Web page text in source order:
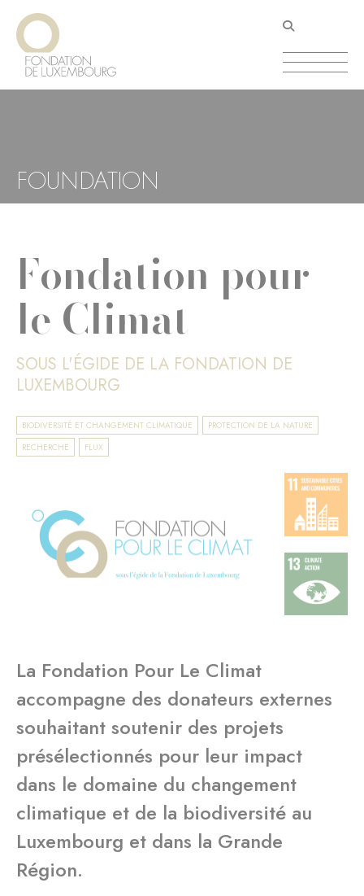
Aller
contenu
principal
FOUNDATION
Fondation pour
le Climat
SOUS L'ÉGIDE DE LA FONDATION DE
LUXEMBOURG
BIODIVERSITÉ ET CHANGEMENT CLIMATIQUE
PROTECTION DE LA NATURE
RECHERCHE
FLUX
La Fondation Pour Le Climat
accompagne des donateurs externes
souhaitant soutenir des projets
présélectionnés pour leur impact
dans le domaine du changement
climatique et de la biodiversité au
Luxembourg et dans la Grande
Région.
Panneau de gestion des cookies